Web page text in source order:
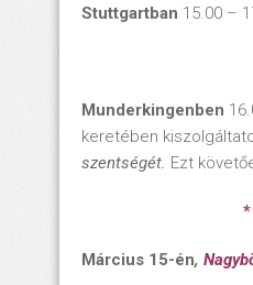
Stuttgartban 15.00 –
Munderkingenben
keretében
szentségét. Ezt
*
Március 15-én,